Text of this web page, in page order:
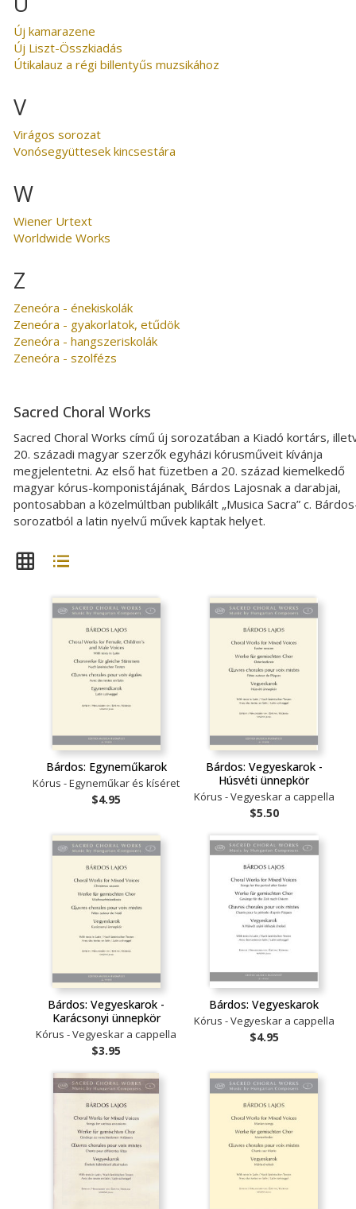
Új kamarazene
Új Liszt-Összkiadás
Útikalauz a régi billentyűs muzsikához
V
Virágos sorozat
Vonósegyüttesek kincsestára
W
Wiener Urtext
Worldwide Works
Z
Zeneóra - énekiskolák
Zeneóra - gyakorlatok, etűdök
Zeneóra - hangszeriskolák
Zeneóra - szolfézs
Sacred Choral Works
Sacred Choral Works című új sorozatában a Kiadó kortárs,
20. századi magyar szerzők egyházi kórusműveit kívánja
megjelentetni. Az első hat füzetben a 20. század kiemelkedő
magyar kórus-komponistájának¸ Bárdos Lajosnak a darabjai,
pontosabban a közelmúltban publikált „Musica Sacra” c.
sorozatból a latin nyelvű művek kaptak helyet.
Bárdos: Egyneműkarok
Kórus - Egyneműkar és kíséret
$4.95
Bárdos: Vegyeskarok -
Húsvéti ünnepkör
Kórus - Vegyeskar a cappella
$5.50
Bárdos: Vegyeskarok -
Karácsonyi ünnepkör
Kórus - Vegyeskar a cappella
$3.95
Bárdos: Vegyeskarok
Kórus - Vegyeskar a cappella
$4.95